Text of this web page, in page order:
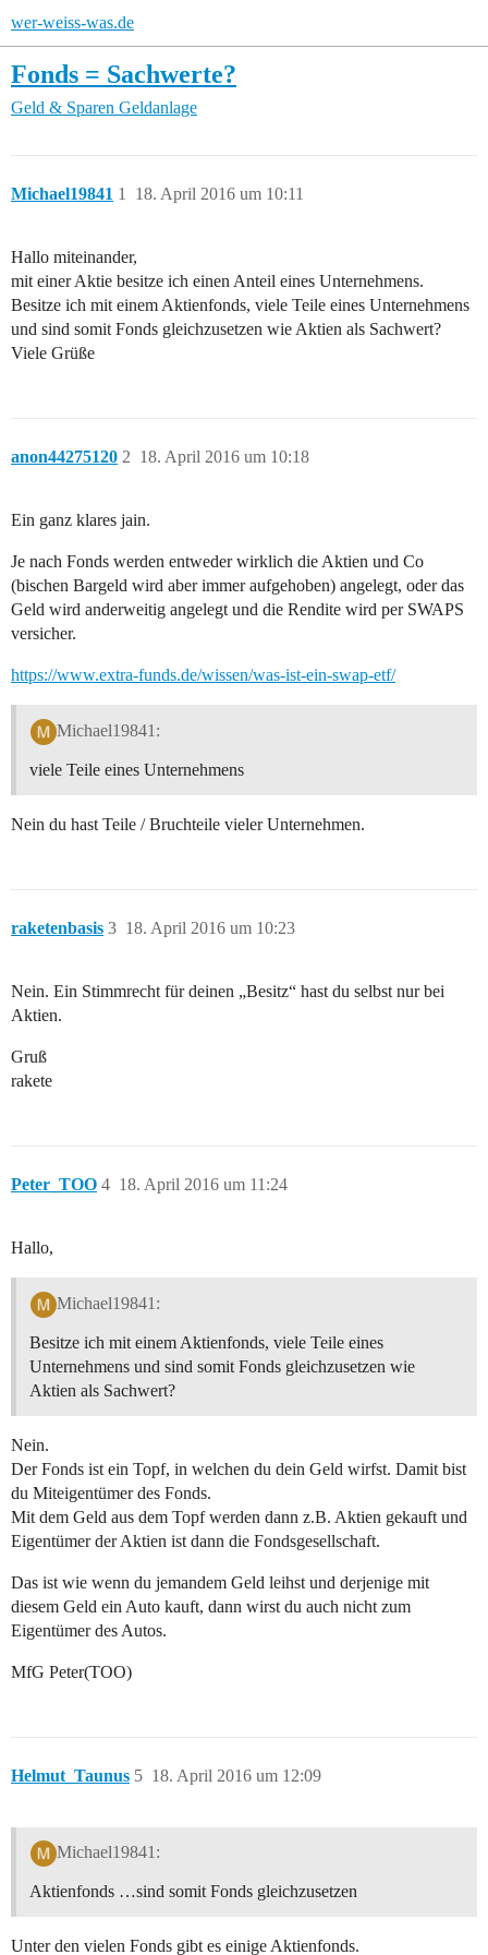
wer-weiss-was.de
Fonds = Sachwerte?
Geld & Sparen Geldanlage
Michael19841 18. April 2016 um 10:11
1
Hallo miteinander,
mit einer Aktie besitze ich einen Anteil eines Unternehmens.
Besitze ich mit einem Aktienfonds, viele Teile eines Unternehmens
und sind somit Fonds gleichzusetzen wie Aktien als Sachwert?
Viele Grüße
anon44275120 18. April 2016 um 10:18
2
Ein ganz klares jain.
Je nach Fonds werden entweder wirklich die Aktien und Co
(bischen Bargeld wird aber immer aufgehoben) angelegt, oder das
Geld wird anderweitig angelegt und die Rendite wird per SWAPS
versicher.
https://www.extra-funds.de/wissen/was-ist-ein-swap-etf/
Michael19841:
viele Teile eines Unternehmens
Nein du hast Teile / Bruchteile vieler Unternehmen.
raketenbasis 18. April 2016 um 10:23
3
Nein. Ein Stimmrecht für deinen „Besitz“ hast du selbst nur bei
Aktien.
Gruß
rakete
Peter_TOO 18. April 2016 um 11:24
4
Hallo,
Michael19841:
Besitze ich mit einem Aktienfonds, viele Teile eines
Unternehmens und sind somit Fonds gleichzusetzen wie
Aktien als Sachwert?
Nein.
Der Fonds ist ein Topf, in welchen du dein Geld wirfst. Damit bist
du Miteigentümer des Fonds.
Mit dem Geld aus dem Topf werden dann z.B. Aktien gekauft und
Eigentümer der Aktien ist dann die Fondsgesellschaft.
Das ist wie wenn du jemandem Geld leihst und derjenige mit
diesem Geld ein Auto kauft, dann wirst du auch nicht zum
Eigentümer des Autos.
MfG Peter(TOO)
Helmut_Taunus 18. April 2016 um 12:09
5
Michael19841:
Aktienfonds …sind somit Fonds gleichzusetzen
Unter den vielen Fonds gibt es einige Aktienfonds.